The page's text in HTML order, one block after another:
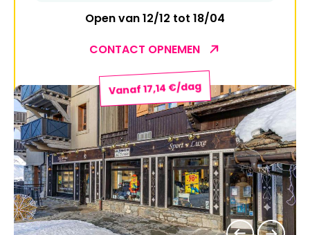
18 19 20 21 22
25 26 27 28 29
Vanaf 17,14 €/dag
Open van 12/12 tot 18/04
CONTACT OPNEMEN